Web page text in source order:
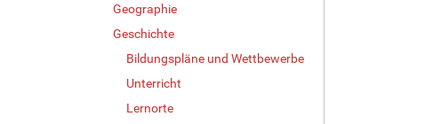
Geographie
Geschichte
Bildungspläne und Wettbewerbe
Unterricht
Lernorte